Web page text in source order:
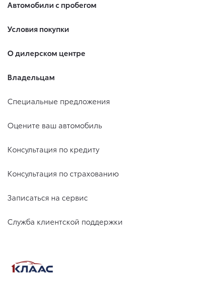
Автомобили с пробегом
Условия покупки
О дилерском центре
Владельцам
Специальные предложения
Оцените ваш автомобиль
Консультация по кредиту
Консультация по страхованию
Записаться на сервис
Служба клиентской поддержки